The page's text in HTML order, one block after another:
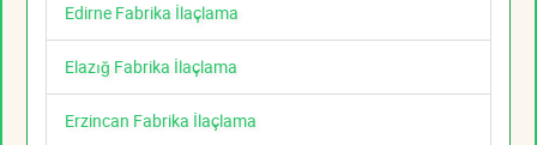
Edirne Fabrika İlaçlama
Elazığ Fabrika İlaçlama
Erzincan Fabrika İlaçlama